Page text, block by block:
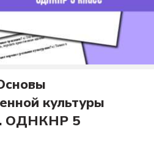
культуры
ОДНКНР 5